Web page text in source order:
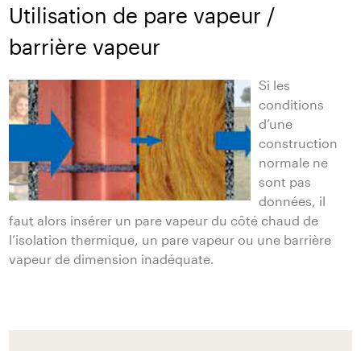
Utilisation de pare vapeur /
barrière vapeur
Si les
conditions
d’une
construction
normale ne
sont pas
données, il
faut alors insérer un pare vapeur du côté chaud de
l’isolation thermique, un pare vapeur ou une barrière
vapeur de dimension inadéquate.